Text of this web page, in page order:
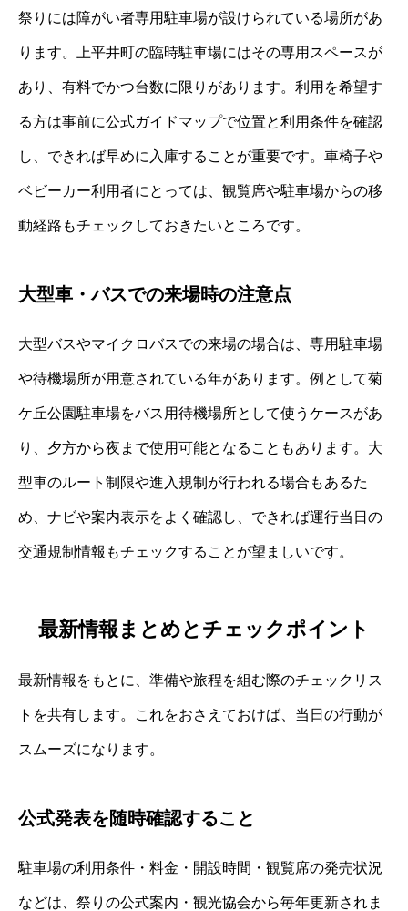
祭りには障がい者専用駐車場が設けられている場所があ
ります。上平井町の臨時駐車場にはその専用スペースが
あり、有料でかつ台数に限りがあります。利用を希望す
る方は事前に公式ガイドマップで位置と利用条件を確認
し、できれば早めに入庫することが重要です。車椅子や
ベビーカー利用者にとっては、観覧席や駐車場からの移
動経路もチェックしておきたいところです。
大型車・バスでの来場時の注意点
大型バスやマイクロバスでの来場の場合は、専用駐車場
や待機場所が用意されている年があります。例として菊
ケ丘公園駐車場をバス用待機場所として使うケースがあ
り、夕方から夜まで使用可能となることもあります。大
型車のルート制限や進入規制が行われる場合もあるた
め、ナビや案内表示をよく確認し、できれば運行当日の
交通規制情報もチェックすることが望ましいです。
最新情報まとめとチェックポイント
最新情報をもとに、準備や旅程を組む際のチェックリス
トを共有します。これをおさえておけば、当日の行動が
スムーズになります。
公式発表を随時確認すること
駐車場の利用条件・料金・開設時間・観覧席の発売状況
などは、祭りの公式案内・観光協会から毎年更新されま